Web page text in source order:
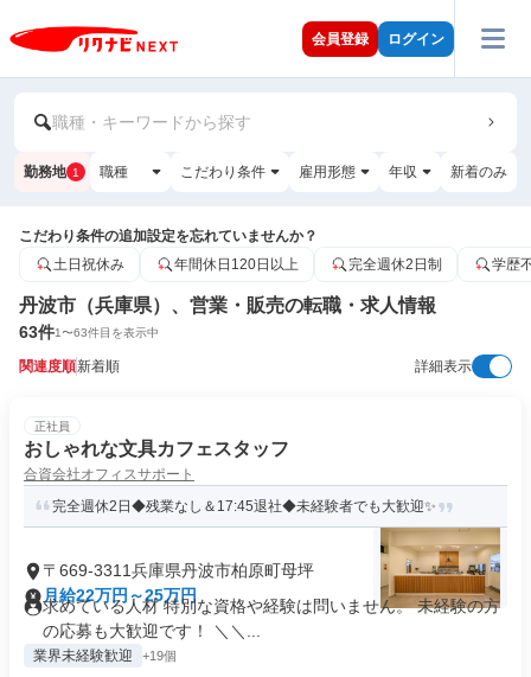
会員登録 ログイン
職種・キーワードから探す
勤務地 1 職種 こだわり条件 雇用形態 年収 新着のみ
こだわり条件の追加設定を忘れていませんか？
土日祝休み
年間休日120日以上 完全週休2日制 学歴
丹波市（兵庫県）、営業・販売の転職・求人情報
63件1〜63件目を表示中
関連度順新着順 詳細表示
正社員
おしゃれな文具カフェスタッフ
合資会社オフィスサポート
完全週休2日◆残業なし＆17:45退社◆未経験者でも大歓迎✨
〒669-3311兵庫県丹波市柏原町母坪
月給22万円～25万円
求めている人材 特別な資格や経験は問いません。 未経験の方
の応募も大歓迎です！ ＼＼...
業界未経験歓迎 +19個